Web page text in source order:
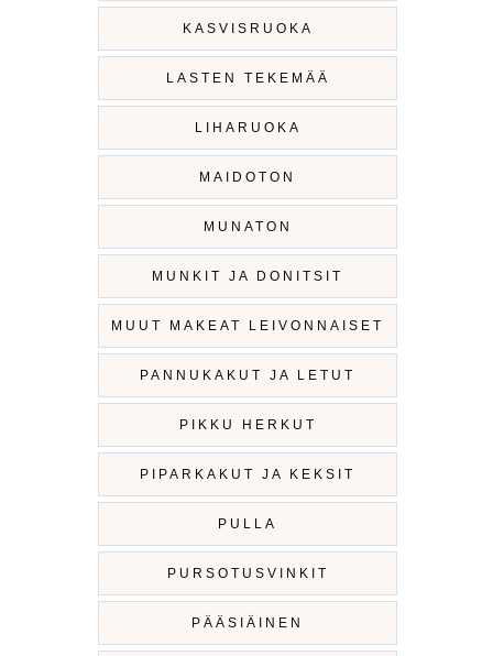
KASVISRUOKA
LASTEN TEKEMÄÄ
LIHARUOKA
MAIDOTON
MUNATON
MUNKIT JA DONITSIT
MUUT MAKEAT LEIVONNAISET
PANNUKAKUT JA LETUT
PIKKU HERKUT
PIPARKAKUT JA KEKSIT
PULLA
PURSOTUSVINKIT
PÄÄSIÄINEN